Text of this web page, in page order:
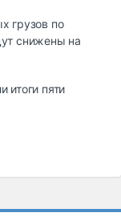
грузов по
снижены на
итоги пяти